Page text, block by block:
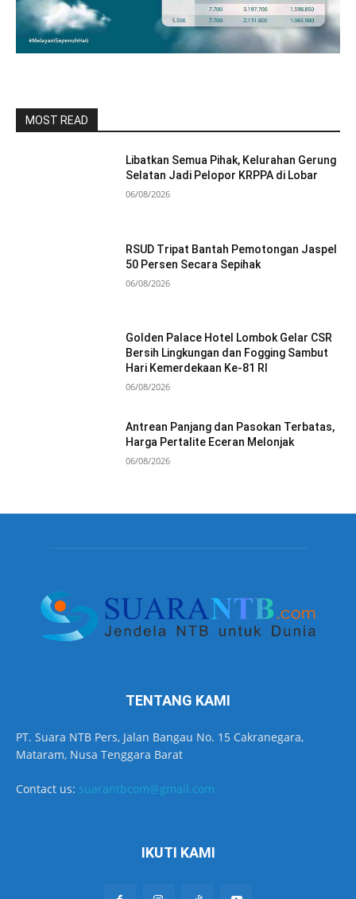
MOST READ
Libatkan Semua Pihak, Kelurahan Gerung
Selatan Jadi Pelopor KRPPA di Lobar
06/08/2026
RSUD Tripat Bantah Pemotongan Jaspel
50 Persen Secara Sepihak
06/08/2026
Golden Palace Hotel Lombok Gelar CSR
Bersih Lingkungan dan Fogging Sambut
Hari Kemerdekaan Ke-81 RI
06/08/2026
Antrean Panjang dan Pasokan Terbatas,
Harga Pertalite Eceran Melonjak
06/08/2026
TENTANG KAMI
PT. Suara NTB Pers, Jalan Bangau No. 15 Cakranegara,
Mataram, Nusa Tenggara Barat
Contact us: suarantbcom@gmail.com
IKUTI KAMI